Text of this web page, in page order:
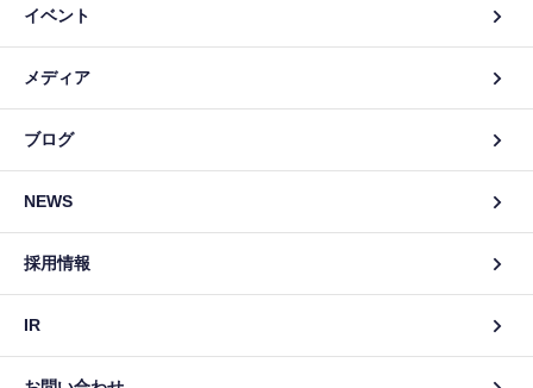
イベント
メディア
ブログ
NEWS
採用情報
IR